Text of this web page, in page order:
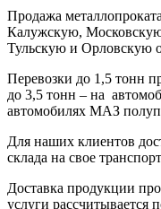
Продажа
Калужскую,
Тульскую и Орловскую
Перевозки до 1,5 тонн
до 3,5 тонн – на
автомобилях МАЗ
Для наших клиентов
склада на свое
Доставка продукции
услуги рассчитывается